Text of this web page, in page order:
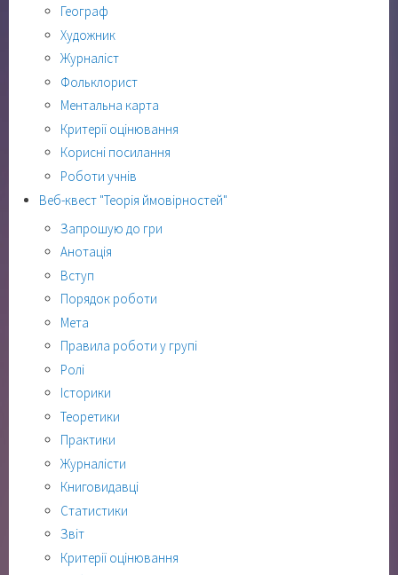
Географ
Художник
Журналіст
Фольклорист
Ментальна карта
Критерії оцінювання
Корисні посилання
Роботи учнів
Веб-квест "Теорія ймовірностей"
Запрошую до гри
Анотація
Вступ
Порядок роботи
Мета
Правила роботи у групі
Ролі
Історики
Теоретики
Практики
Журналісти
Книговидавці
Статистики
Звіт
Критерії оцінювання